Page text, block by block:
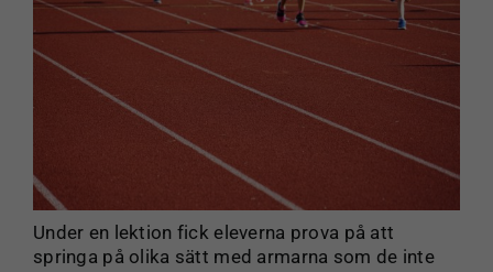
Under en lektion fick eleverna prova på att
springa på olika sätt med armarna som de inte